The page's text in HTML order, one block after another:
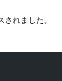
れました。